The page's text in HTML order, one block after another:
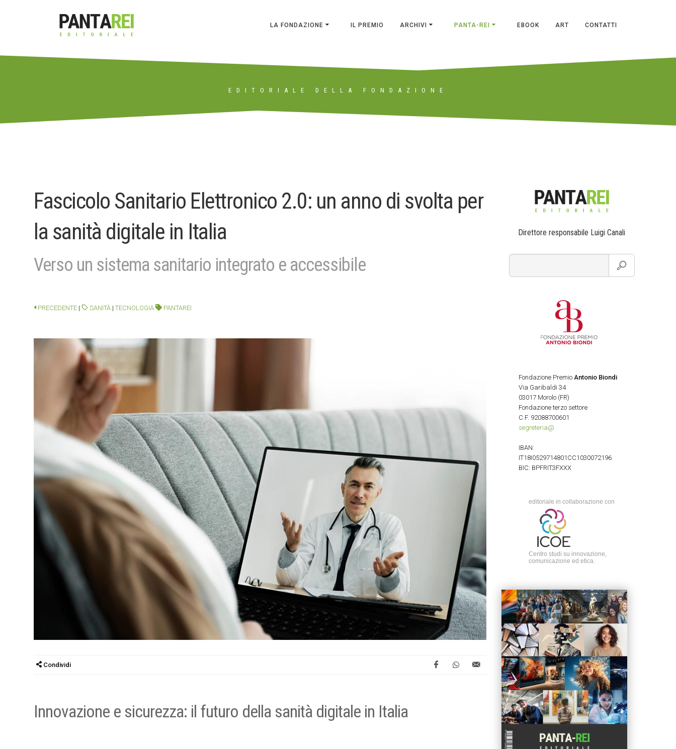
LA FONDAZIONE IL PREMIO ARCHIVI PANTA-REI EBOOK ART CONTATTI
EDITORIALE DELLA FONDAZIONE
Fascicolo Sanitario Elettronico 2.0: un anno di svolta per
la sanità digitale in Italia
Verso un sistema sanitario integrato e accessibile
PRECEDENTE | SANITÀ |TECNOLOGIA PANTAREI
Condividi
Innovazione e sicurezza: il futuro della sanità digitale in Italia
Direttore responsabile Luigi Canali
Fondazione Premio Antonio Biondi
Via Garibaldi 34
03017 Morolo (FR)
Fondazione terzo settore
C.F. 92088700601
segreteria@
IBAN:
IT18I0529714801CC1030072196
BIC: BPFRIT3FXXX
editoriale in collaborazione con
Centro studi su innovazione,
comunicazione ed etica.